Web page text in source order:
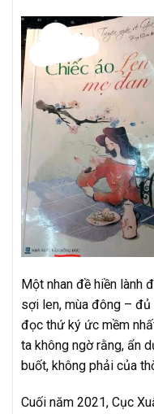
Một nhan đề hiền lành
sợi len, mùa đông –
đọc thứ ký ức mềm
ta không ngờ rằng, ẩn
buốt, không phải của
Cuối năm 2021, Cục